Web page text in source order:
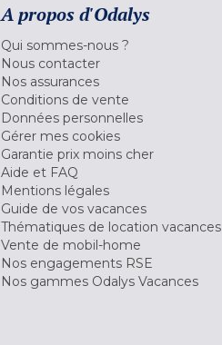
A propos d'Odalys
Qui sommes-nous ?
Nous contacter
Nos assurances
Conditions de vente
Données personnelles
Gérer mes cookies
Garantie prix moins cher
Aide et FAQ
Mentions légales
Guide de vos vacances
Thématiques de location vacances
Vente de mobil-home
Nos engagements RSE
Nos gammes Odalys Vacances